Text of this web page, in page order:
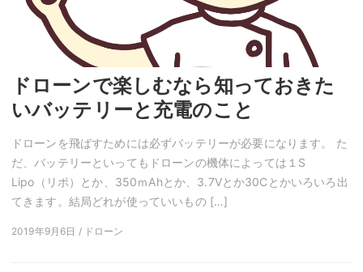
ドローンで楽しむなら知っておきた
いバッテリーと充電のこと
ドローンを飛ばすためには必ずバッテリーが必要になります。 た
だ、バッテリーといってもドローンの機体によっては１S
Lipo（リポ）とか、350ｍAhとか、3.7Vとか30Cとかいろいろ出
てきます。結局どれが使っていいもの […]
2019年9月6日 / ドローン